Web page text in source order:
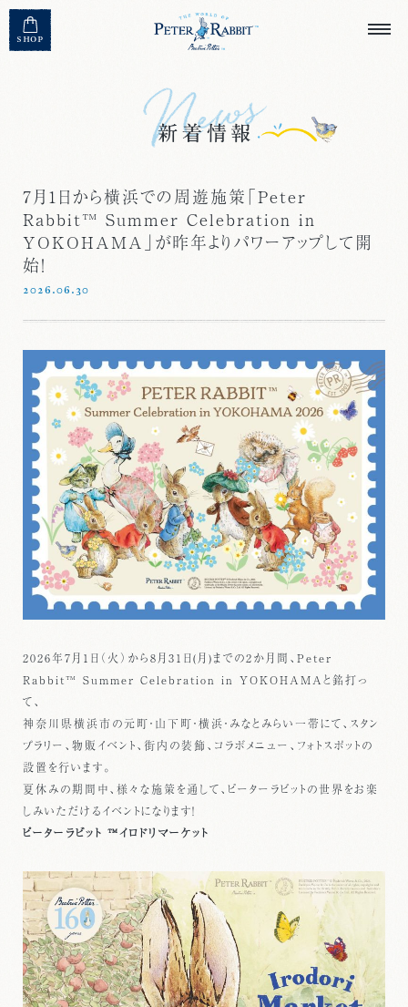
SHOP
MENU CLOSE
7月1日から横浜での周遊施策「Peter
Rabbit™ Summer Celebration in
YOKOHAMA」が昨年よりパワーアップして開
始！
2026.06.30
2026年7月1日（火）から8月31日(月)までの2か月間、Peter
Rabbit™ Summer Celebration in YOKOHAMAと銘打っ
て、
神奈川県横浜市の元町・山下町・横浜・みなとみらい一帯にて、スタン
プラリー、物販イベント、街内の装飾、コラボメニュー、フォトスポットの
設置を行います。
夏休みの期間中、様々な施策を通して、ピーターラビットの世界をお楽
しみいただけるイベントになります！
ピーターラビット ™イロドリマーケット